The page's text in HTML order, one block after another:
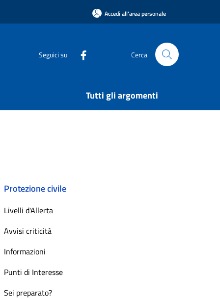
Accedi all'area personale
Seguici su Cerca
Tutti gli argomenti
Protezione civile
Livelli d'Allerta
Avvisi criticità
Informazioni
Punti di Interesse
Sei preparato?